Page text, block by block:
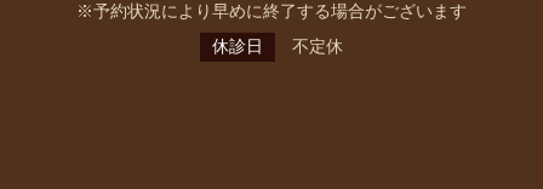
※予約状況により早めに終了する場合がございます
休診日
不定休